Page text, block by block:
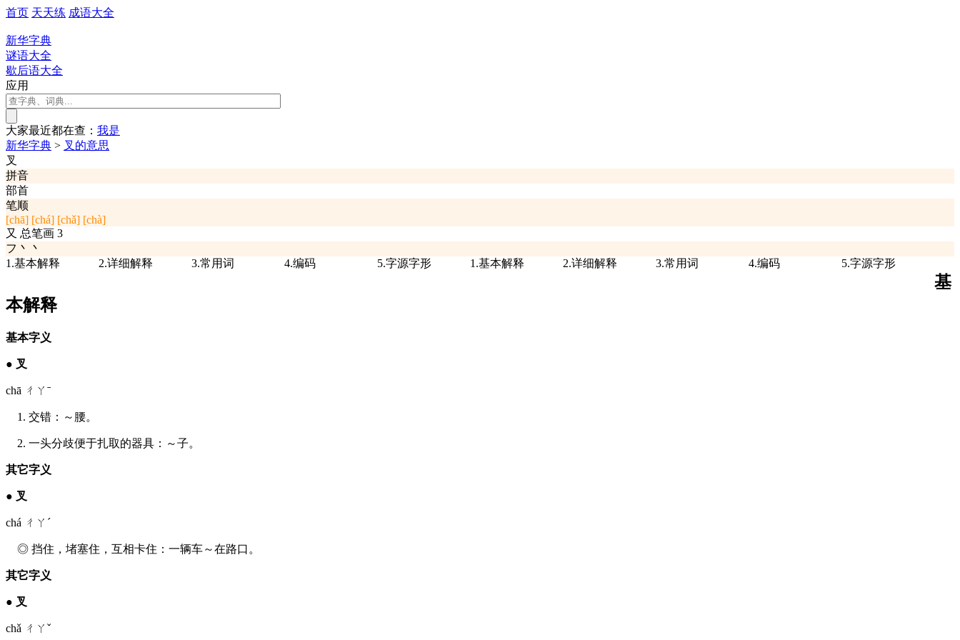
首页 天天练 成语大全
新华字典
谜语大全
歇后语大全
应用
大家最近都在查： 我是
新华字典 > 叉的意思
叉
拼音
部首
笔顺
[chā] [chá] [chǎ] [chà]
又 总笔画 3
フ丶丶
1.基本解释
2.详细解释 3.常用词 4.编码 5.字源字形 1.基本解释 2.详细解释 3.常用词 4.编码 5.字源字形
基
本解释
基本字义
● 叉
chā ㄔㄚˉ
1. 交错：～腰。
2. 一头分歧便于扎取的器具：～子。
其它字义
● 叉
chá ㄔㄚˊ
◎ 挡住，堵塞住，互相卡住：一辆车～在路口。
其它字义
● 叉
chǎ ㄔㄚˇ